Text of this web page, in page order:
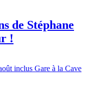
de Stéphane
!